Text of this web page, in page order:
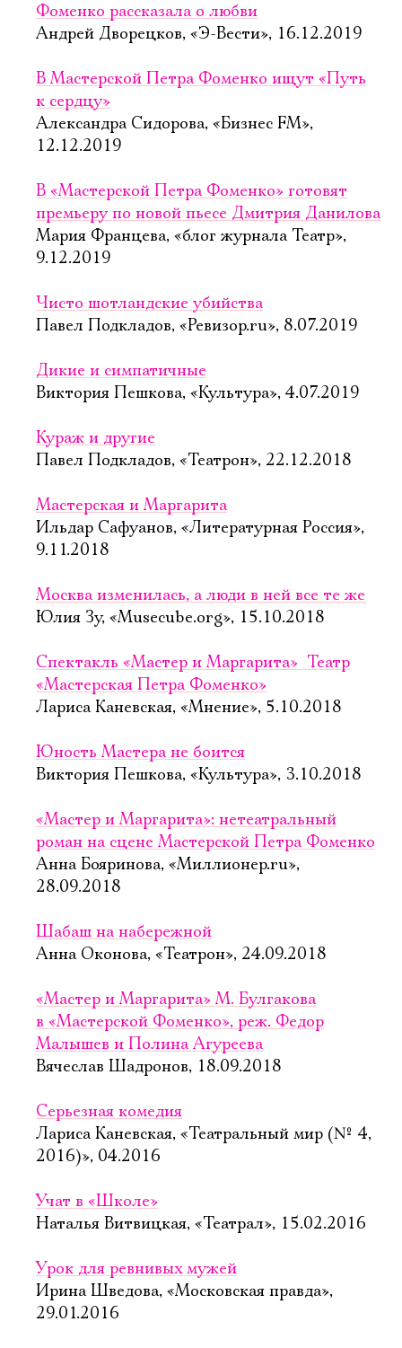
Фоменко рассказала о любви
Андрей Дворецков, «Э-Вести», 16.12.2019
В Мастерской Петра Фоменко ищут «Путь
к сердцу»
Александра Сидорова, «Бизнес FM»,
12.12.2019
В «Мастерской Петра Фоменко» готовят
премьеру по новой пьесе Дмитрия Данилова
Мария Францева, «блог журнала Театр»,
9.12.2019
Чисто шотландские убийства
Павел Подкладов, «Ревизор.ru», 8.07.2019
Дикие и симпатичные
Виктория Пешкова, «Культура», 4.07.2019
Кураж и другие
Павел Подкладов, «Театрон», 22.12.2018
Мастерская и Маргарита
Ильдар Сафуанов, «Литературная Россия»,
9.11.2018
Москва изменилась, а люди в ней все те же
Юлия Зу, «Musecube.org», 15.10.2018
Спектакль «Мастер и Маргарита»  Театр
«Мастерская Петра Фоменко»
Лариса Каневская, «Мнение», 5.10.2018
Юность Мастера не боится
Виктория Пешкова, «Культура», 3.10.2018
«Мастер и Маргарита»: нетеатральный
роман на сцене Мастерской Петра Фоменко
Анна Бояринова, «Миллионер.ru»,
28.09.2018
Шабаш на набережной
Анна Оконова, «Театрон», 24.09.2018
«Мастер и Маргарита» М. Булгакова
в «Мастерской Фоменко», реж. Федор
Малышев и Полина Агуреева
Вячеслав Шадронов, 18.09.2018
Серьезная комедия
Лариса Каневская, «Театральный мир (№ 4,
2016)», 04.2016
Учат в «Школе»
Наталья Витвицкая, «Театрал», 15.02.2016
Урок для ревнивых мужей
Ирина Шведова, «Московская правда»,
29.01.2016